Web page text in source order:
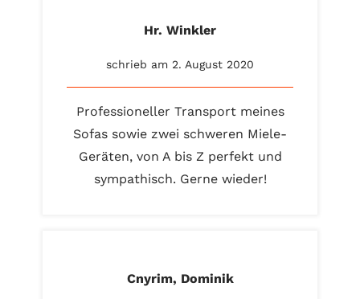
Hr. Winkler
schrieb am 2. August 2020
Professioneller Transport meines
Sofas sowie zwei schweren Miele-
Geräten, von A bis Z perfekt und
sympathisch. Gerne wieder!
Cnyrim, Dominik